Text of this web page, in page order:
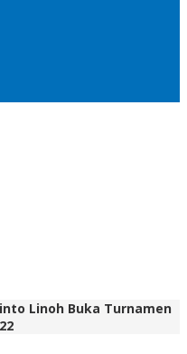
Linoh Buka Turnamen